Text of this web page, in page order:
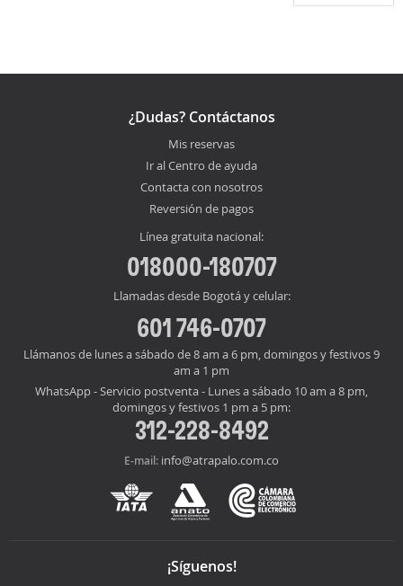
¿Dudas? Contáctanos
Mis reservas
Ir al Centro de ayuda
Contacta con nosotros
Reversión de pagos
Línea gratuita nacional:
018000-180707
Llamadas desde Bogotá y celular:
601 746-0707
Llámanos de lunes a sábado de 8 am a 6 pm, domingos y festivos 9
am a 1 pm
WhatsApp - Servicio postventa - Lunes a sábado 10 am a 8 pm,
domingos y festivos 1 pm a 5 pm:
312-228-8492
E-mail: info@atrapalo.com.co
¡Síguenos!